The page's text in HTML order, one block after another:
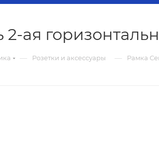
ая
— Розетки и аксессуары — Рамка